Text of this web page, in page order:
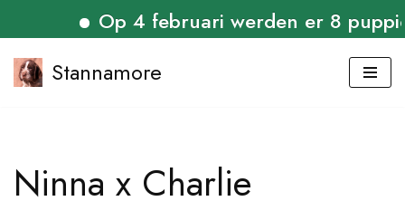
Op 4 februari werden er 8 puppies
Ga
inhoud
Stannamore
Ninna x Charlie